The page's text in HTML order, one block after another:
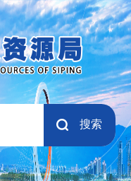
搜索